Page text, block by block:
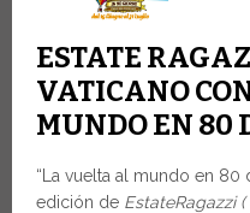
ESTATE
VATICANO
MUNDO EN 80
“La vuelta al mundo en 80
edición de EstateRagazzi